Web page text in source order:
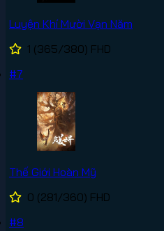
Luyện Khí Mười Vạn Năm
1 (365/380) FHD
#7
Thế Giới Hoàn Mỹ
0 (281/360) FHD
#8